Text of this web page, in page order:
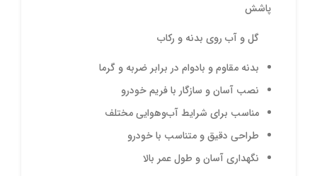
پاشش
گل و آب روی بدنه و رکاب
بدنه مقاوم و بادوام در برابر ضربه و گرما
نصب آسان و سازگار با فریم خودرو
مناسب برای شرایط آب‌وهوایی مختلف
طراحی دقیق و متناسب با خودرو
نگهداری آسان و طول عمر بالا